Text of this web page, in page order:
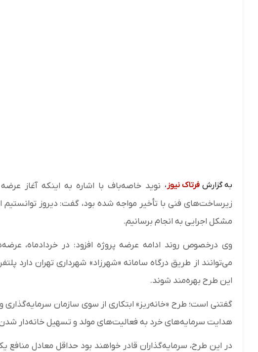
به گزارش فرتاک نیوز ، نوید خاصه‌باف با اشاره به اینکه آغاز
زیرساخت‌های فنی با تأخیر مواجه شده بود، گفت: دیروز
مشکل اجرایی به انجام برسانیم.
وی درخصوص روند ادامه عرضه پروژه افزود: در خردادماه،
می‌توانند از طریق درگاه سامانه «شهرزاد» شهرداری تهران دارد
این طرح بهره‌مند شوند.
گفتنی است؛ طرح «خانه‌ریز» ابتکاری از سوی سازمان
هدایت سرمایه‌های خرد به فعالیت‌های مولد و تسهیل خانه‌دار
در این طرح، سرمایه‌گذاران قادر خواهند بود حداقل معادل